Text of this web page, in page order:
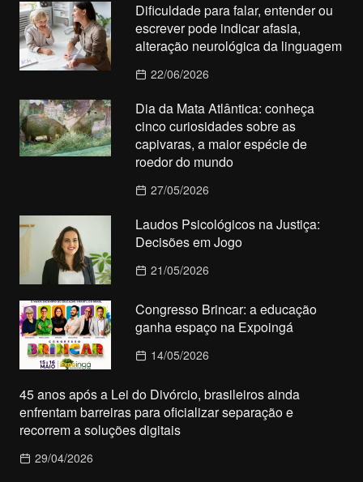
Dificuldade para falar, entender ou
escrever pode indicar afasia,
alteração neurológica da linguagem
22/06/2026
Dia da Mata Atlântica: conheça
cinco curiosidades sobre as
capivaras, a maior espécie de
roedor do mundo
27/05/2026
Laudos Psicológicos na Justiça:
Decisões em Jogo
21/05/2026
Congresso Brincar: a educação
ganha espaço na Expoingá
14/05/2026
45 anos após a Lei do Divórcio, brasileiros ainda
enfrentam barreiras para oficializar separação e
recorrem a soluções digitais
29/04/2026